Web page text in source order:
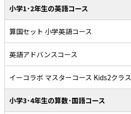
小学1･2年生の英語コース
算国セット 小学英語コース
英語アドバンスコース
イーコラボ マスターコース Kids2クラス
小学3･4年生の算数･国語コース